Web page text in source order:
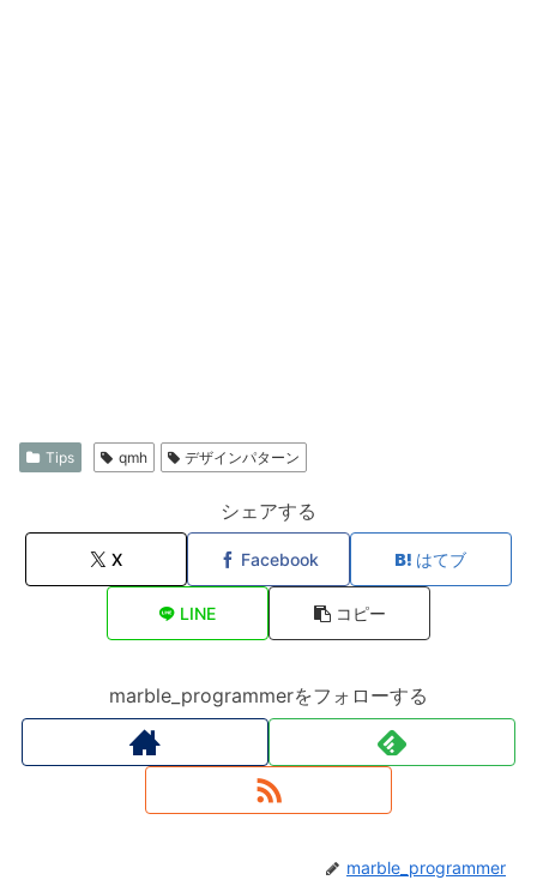
Tips qmh デザインパターン
シェアする
X Facebook はてブ
LINE コピー
marble_programmerをフォローする
marble_programmer